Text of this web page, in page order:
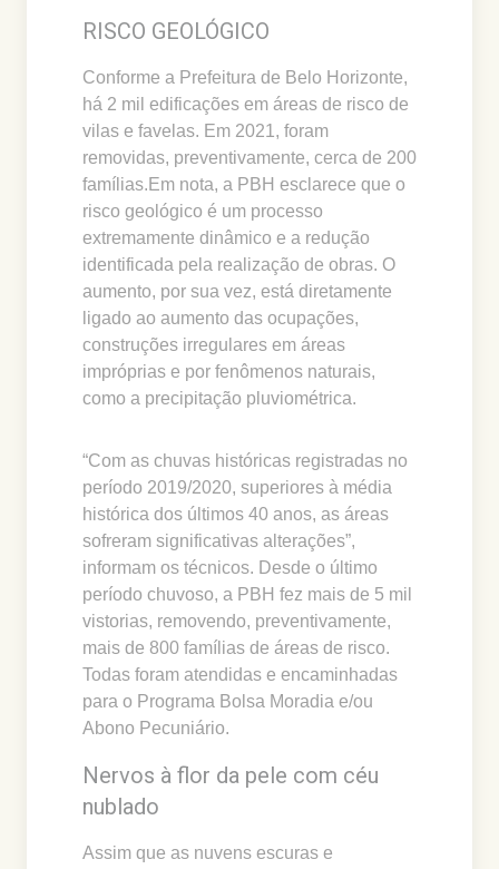
RISCO GEOLÓGICO
Conforme a Prefeitura de Belo Horizonte,
há 2 mil edificações em áreas de risco de
vilas e favelas. Em 2021, foram
removidas, preventivamente, cerca de 200
famílias.Em nota, a PBH esclarece que o
risco geológico é um processo
extremamente dinâmico e a redução
identificada pela realização de obras. O
aumento, por sua vez, está diretamente
ligado ao aumento das ocupações,
construções irregulares em áreas
impróprias e por fenômenos naturais,
como a precipitação pluviométrica.
“Com as chuvas históricas registradas no
período 2019/2020, superiores à média
histórica dos últimos 40 anos, as áreas
sofreram significativas alterações”,
informam os técnicos. Desde o último
período chuvoso, a PBH fez mais de 5 mil
vistorias, removendo, preventivamente,
mais de 800 famílias de áreas de risco.
Todas foram atendidas e encaminhadas
para o Programa Bolsa Moradia e/ou
Abono Pecuniário.
Nervos à flor da pele com céu
nublado
Assim que as nuvens escuras e